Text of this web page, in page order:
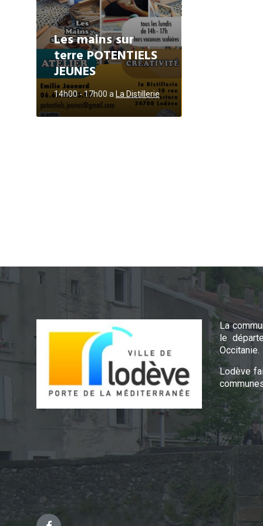
Les mains sur
terre POTENTIELS
JEUNES
14h00 - 17h00 a La Distillerie
La
le
Occitanie.
Lodève